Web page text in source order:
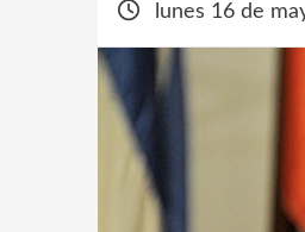
lunes 16 de